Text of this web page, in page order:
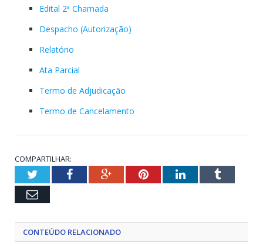
Edital 2ª Chamada
Despacho (Autorização)
Relatório
Ata Parcial
Termo de Adjudicação
Termo de Cancelamento
COMPARTILHAR:
TwitterFacebookGoogle+PinterestLinkedInTumblr
Email
CONTEÚDO RELACIONADO